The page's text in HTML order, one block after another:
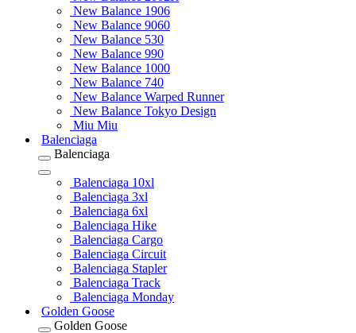
New Balance 1906
New Balance 9060
New Balance 530
New Balance 990
New Balance 1000
New Balance 740
New Balance Warped Runner
New Balance Tokyo Design
Miu Miu
Balenciaga
Balenciaga
Balenciaga 10xl
Balenciaga 3xl
Balenciaga 6xl
Balenciaga Hike
Balenciaga Cargo
Balenciaga Circuit
Balenciaga Stapler
Balenciaga Track
Balenciaga Monday
Golden Goose
Golden Goose